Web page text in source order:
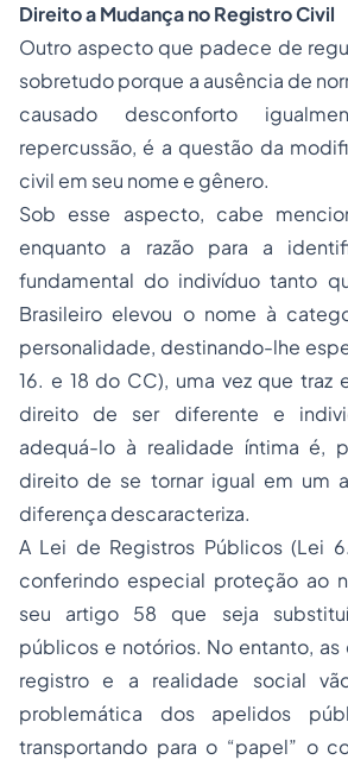
Direito a Mudança no Registro Civil
Outro aspecto que padece de
sobretudo porque a ausência de
causado desconforto
repercussão, é a questão da
civil em seu nome e gênero.
Sob esse aspecto, cabe
enquanto a razão para a
fundamental do indivíduo tanto
Brasileiro elevou o nome à
personalidade, destinando-lhe
16. e 18 do CC), uma vez que traz
direito de ser diferente e
adequá-lo à realidade íntima é,
direito de se tornar igual em um
diferença descaracteriza.
A Lei de Registros Públicos (Lei
conferindo especial proteção ao
seu artigo 58 que seja
públicos e notórios. No entanto,
registro e a realidade social
problemática dos apelidos
transportando para o “papel” o